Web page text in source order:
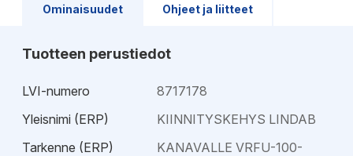
Ominaisuudet Ohjeet ja liitteet
Tuotteen perustiedot
LVI-numero
8717178
Yleisnimi (ERP)
KIINNITYSKEHYS LINDAB
Tarkenne (ERP)
KANAVALLE VRFU-100-